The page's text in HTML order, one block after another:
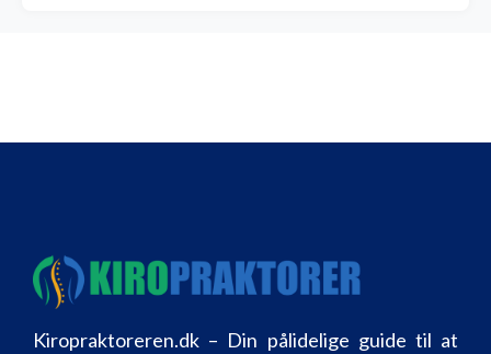
Kiropraktoreren.dk – Din pålidelige guide til at